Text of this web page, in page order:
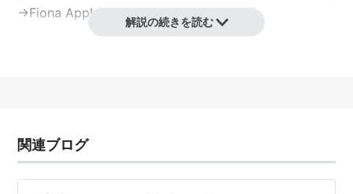
→Fiona Apple
解説の続きを読む
関連ブログ